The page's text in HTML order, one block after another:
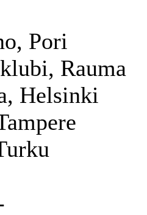
Pori
Rauma
Helsinki